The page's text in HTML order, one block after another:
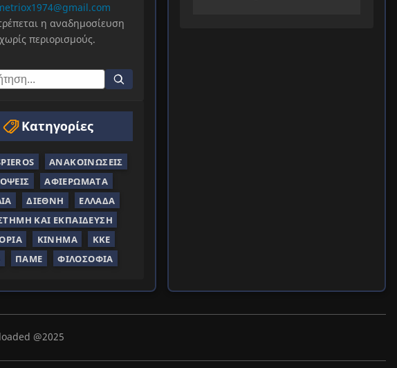
η αναδημοσίευση
χωρίς περιορισμούς.
Κατηγορίες
ΑΝΑΚΟΙΝΏΣΕΙΣ
ΑΦΙΕΡΏΜΑΤΑ
ΔΙΕΘΝΉ
ΕΛΛΆΔΑ
ΚΑΙ ΕΚΠΑΊΔΕΥΣΗ
ΚΊΝΗΜΑ
ΚΚΕ
ΠΑΜΕ ΦΙΛΟΣΟΦΊΑ
@2025